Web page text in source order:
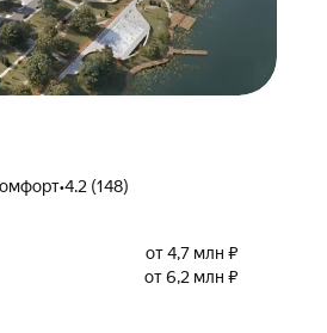
•4.2 (148)
от 4,7 млн ₽
от 6,2 млн ₽